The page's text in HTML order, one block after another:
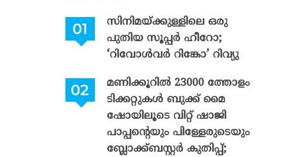
സിനിമയ്ക്കുള്ളിലെ ഒരു
പുതിയ സൂപ്പർ ഹീറോ;
‘റിവോൾവർ റിങ്കോ’ റിവ്യു
മണിക്കൂറിൽ 23000 ത്തോളം
ടിക്കറ്റുകൾ ബുക്ക് മൈ
ഷോയിലൂടെ വിറ്റ് ഷാജി
പാപ്പന്റെയും പിള്ളേരുടെയും
ബ്ലോക്ക്ബസ്റ്റർ കുതിപ്പ്;